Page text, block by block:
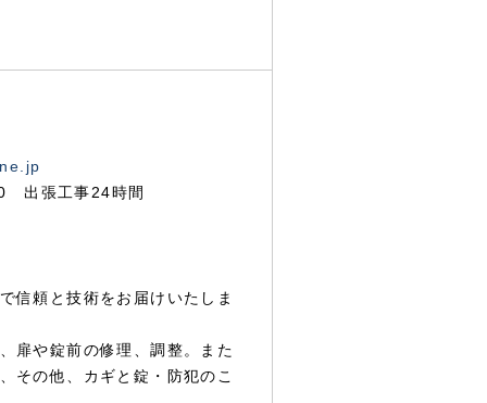
出張工事24時間
信頼と技術をお届けいたしま
扉や錠前の修理、調整。また
その他、カギと錠・防犯のこ